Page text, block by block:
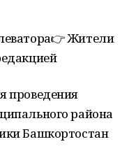
Жители
проведения
района
Башкортостан